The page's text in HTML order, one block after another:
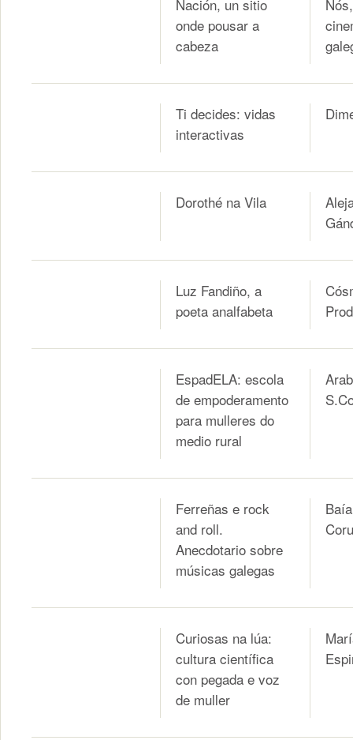
Nación, un sitio
onde pousar a
cabeza
Ti decides: vidas
interactivas
Dorothé na Vila
Luz Fandiño, a
poeta analfabeta
EspadELA: escola
de empoderamento
para mulleres do
medio rural
Ferreñas e rock
and roll.
Anecdotario sobre
músicas galegas
Curiosas na lúa:
cultura científica
con pegada e voz
de muller